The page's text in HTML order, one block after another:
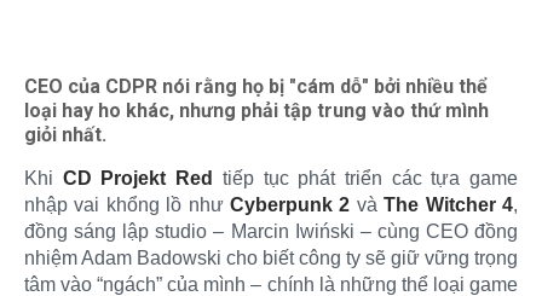
CEO của CDPR nói rằng họ bị "cám dỗ" bởi nhiều thể
loại hay ho khác, nhưng phải tập trung vào thứ mình
giỏi nhất.
Khi CD Projekt Red
tiếp tục phát triển các tựa game
nhập vai khổng lồ như Cyberpunk 2 vàThe Witcher 4,
đồng sáng lập studio – Marcin Iwiński – cùng CEO đồng
nhiệm Adam Badowski cho biết công ty sẽ giữ vững trọng
tâm vào “ngách” của mình – chính là những thể loại game